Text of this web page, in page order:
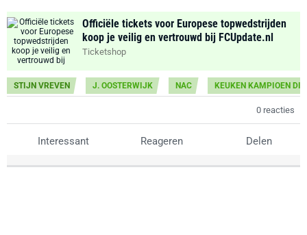
Officiële tickets voor Europese topwedstrijden
koop je veilig en vertrouwd bij FCUpdate.nl
Ticketshop
STIJN VREVEN J. OOSTERWIJK NAC KEUKEN KAMPIOEN
0 reacties
Interessant Reageren Delen